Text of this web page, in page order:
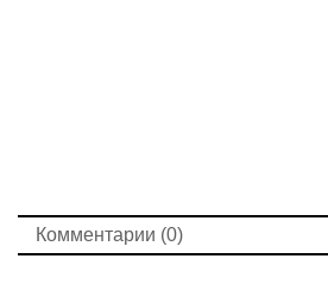
Комментарии (0)